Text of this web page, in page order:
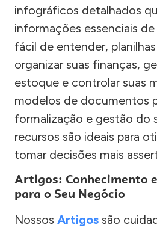
infográficos detalhados
informações essenciais
fácil de entender,
organizar suas finanças,
estoque e controlar suas
modelos de documentos
formalização e gestão do
recursos são ideais para
tomar decisões mais
Artigos: Conhecimento
para o Seu Negócio
Nossos Artigos são